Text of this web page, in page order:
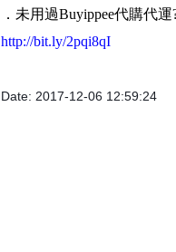
．未用過Buyippee代購代
http://bit.ly/2pqi8qI
Date: 2017-12-06 12:59:24